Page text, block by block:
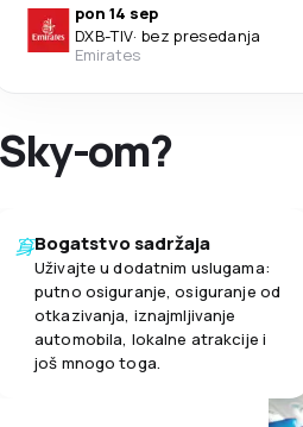
pon 14 sep
DXB-TIV· bez presedanja
Emirates
om?
Bogatstvo sadržaja
Uživajte u dodatnim uslugama:
putno osiguranje, osiguranje od
otkazivanja, iznajmljivanje
automobila, lokalne atrakcije i
još mnogo toga.